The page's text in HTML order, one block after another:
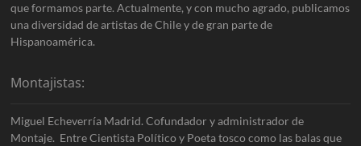
que formamos parte. Actualmente, y con mucho agrado, publicamos
una diversidad de artistas de Chile y de gran parte de
Hispanoamérica.
Montajistas:
Miguel Echeverría Madrid. Cofundador y administrador de
Montaje. Entre Cientista Político y Poeta tosco como las balas que